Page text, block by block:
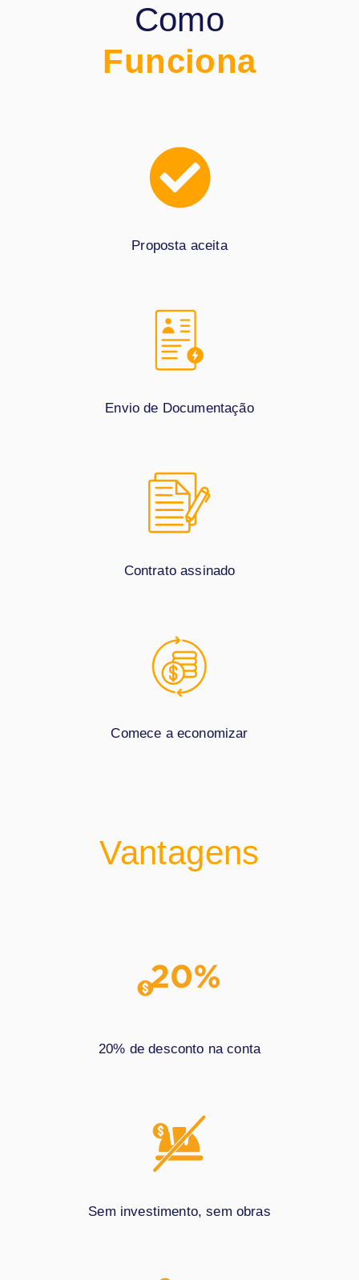
Como
Funciona
Proposta aceita
Envio de Documentação
Contrato assinado
Comece a economizar
Vantagens
20% de desconto na conta
Sem investimento, sem obras